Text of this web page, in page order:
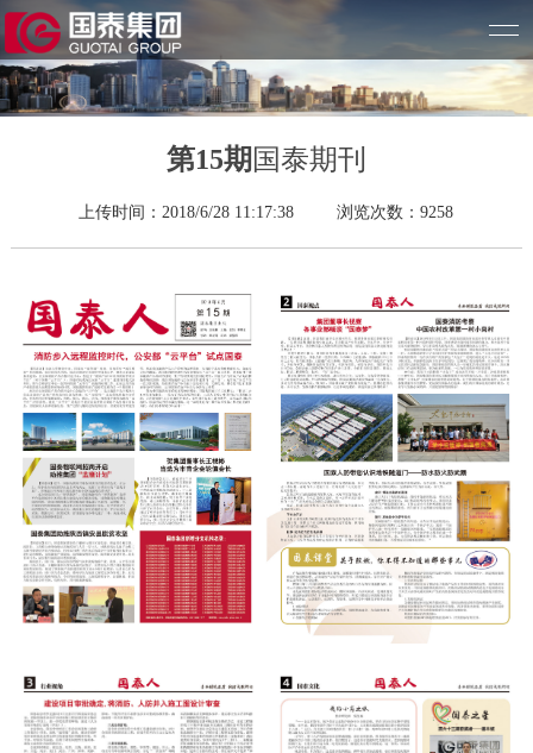
第15期 国泰期刊
上传时间：2018/6/28 11:17:38 浏览次数：9258